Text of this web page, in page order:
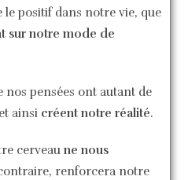
le positif dans notre vie, que
sur notre mode de
nos pensées ont autant de
ainsi créent notre réalité.
cerveaune nous
renforcera notre